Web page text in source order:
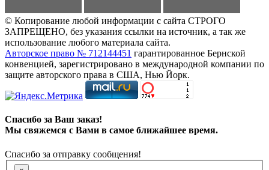
© Копирование любой информации с сайта СТРОГО
ЗАПРЕЩЕНО, без указания ссылки на источник, а так же
использование любого материала сайта.
Авторское право № 712144451 гарантированное Бернской
конвенцией, зарегистрировано в международной компании по
защите авторского права в США, Нью Йорк.
Спасибо за Ваш заказ!
Мы свяжемся с Вами в самое ближайшее время.
Спасибо за отправку сообщения!